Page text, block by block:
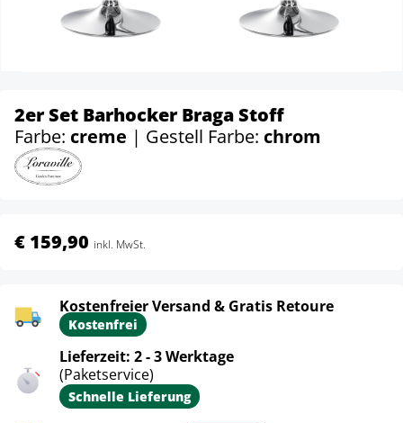
2er Set Barhocker Braga Stoff
Farbe: creme | Gestell Farbe: chrom
€ 159,90 inkl. MwSt.
Kostenfreier Versand & Gratis Retoure
Kostenfrei
Lieferzeit: 2 - 3 Werktage
(Paketservice)
Schnelle Lieferung